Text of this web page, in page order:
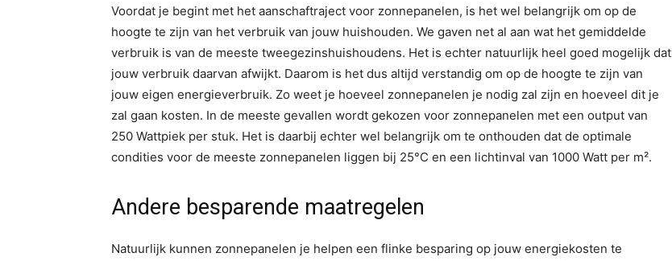
Voordat je begint met het aanschaftraject voor zonnepanelen, is het wel belangrijk om op de
hoogte te zijn van het verbruik van jouw huishouden. We gaven net al aan wat het gemiddelde
verbruik is van de meeste tweegezinshuishoudens. Het is echter natuurlijk heel goed mogelijk dat
jouw verbruik daarvan afwijkt. Daarom is het dus altijd verstandig om op de hoogte te zijn van
jouw eigen energieverbruik. Zo weet je hoeveel zonnepanelen je nodig zal zijn en hoeveel dit je
zal gaan kosten. In de meeste gevallen wordt gekozen voor zonnepanelen met een output van
250 Wattpiek per stuk. Het is daarbij echter wel belangrijk om te onthouden dat de optimale
condities voor de meeste zonnepanelen liggen bij 25°C en een lichtinval van 1000 Watt per m².
Andere besparende maatregelen
Natuurlijk kunnen zonnepanelen je helpen een flinke besparing op jouw energiekosten te